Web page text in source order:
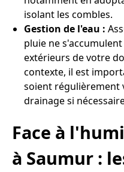
isolant les combles.
Gestion de l'eau :
pluie ne
extérieurs de votre
contexte, il est
soient régulièrement
drainage si
Face à
à Saumur :